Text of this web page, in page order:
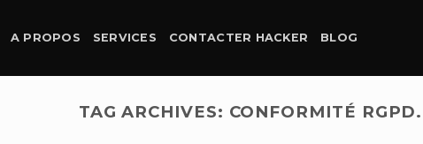
A PROPOS SERVICES CONTACTER HACKER BLOG
TAG ARCHIVES: CONFORMITÉ RGPD.